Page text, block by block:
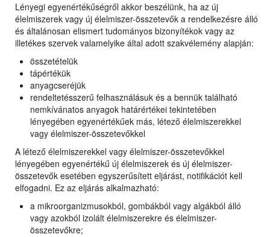
Lényegi egyenértékűségről akkor beszélünk, ha az új
élelmiszerek vagy új élelmiszer-összetevők a rendelkezésre álló
és általánosan elismert tudományos bizonyítékok vagy az
illetékes szervek valamelyike által adott szakvélemény alapján:
összetételük
tápértékük
anyagcseréjük
rendeltetésszerű felhasználásuk és a bennük található
nemkívánatos anyagok határértékei tekintetében
lényegében egyenértékűek más, létező élelmiszerekkel
vagy élelmiszer-összetevőkkel
A létező élelmiszerekkel vagy élelmiszer-összetevőkkel
lényegében egyenértékű új élelmiszerek és új élelmiszer-
összetevők esetében egyszerűsített eljárást, notifikációt kell
elfogadni. Ez az eljárás alkalmazható:
a mikroorganizmusokból, gombákból vagy algákból álló
vagy azokból izolált élelmiszerekre és élelmiszer-
összetevőkre;